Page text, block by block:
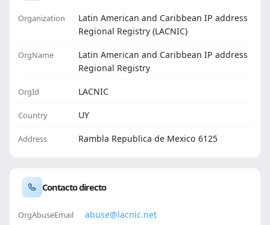
Organization
Latin American and Caribbean IP address
Regional Registry (LACNIC)
OrgName
Latin American and Caribbean IP address
Regional Registry
OrgId LACNIC
Country UY
Address Rambla Republica de Mexico 6125
Contacto directo
OrgAbuseEmail abuse@lacnic.net